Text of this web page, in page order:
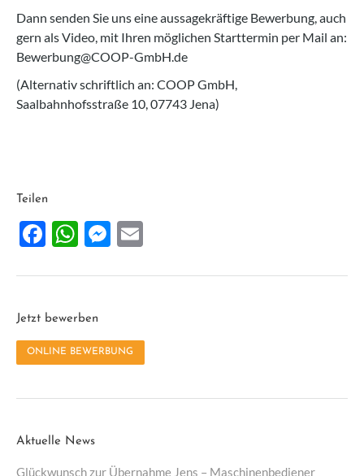
Dann senden Sie uns eine aussagekräftige Bewerbung, auch
gern als Video, mit Ihren möglichen Starttermin per Mail an:
Bewerbung@COOP-GmbH.de
(Alternativ schriftlich an: COOP GmbH,
Saalbahnhofsstraße 10, 07743 Jena)
Teilen
Facebook
WhatsApp
Messenger
Jetzt bewerben
ONLINE BEWERBUNG
Aktuelle News
Glückwunsch zur Übernahme Jens – Maschinenbediener